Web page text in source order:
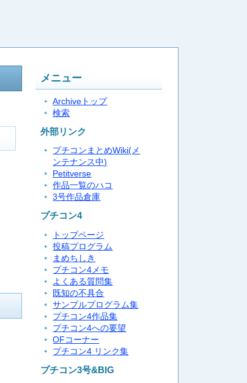
メニュー
Archiveトップ
検索
外部リンク
プチコンまとめWiki(メ
ンテナンス中)
Petitverse
作品一覧のハコ
3号作品倉庫
プチコン4
トップページ
投稿プログラム
まめちしき
プチコン4メモ
よくある質問集
既知の不具合
サンプルプログラム集
プチコン4作品集
プチコン4への要望
OFコーナー
プチコン4 リンク集
プチコン3号&BIG